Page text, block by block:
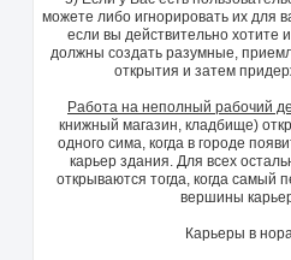
можете либо игнорировать их для
если вы действительно хотите
должны создать разумные,
открытия и затем
Работа на неполный рабочий
книжный магазин, кладбище)
одного сима, когда в городе
карьер здания. Для всех
открываются тогда, когда самый
вершины
Карьеры в